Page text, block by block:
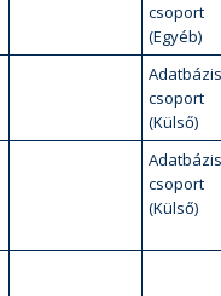
csoport
(Egyéb)
csoport
(Külső)
csoport
(Külső)